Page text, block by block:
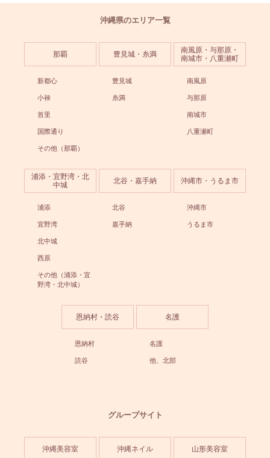
沖縄県のエリア一覧
那覇
新都心
小禄
首里
国際通り
その他（那覇）
豊見城・糸満
豊見城
糸満
南風原・与那原・
南城市・八重瀬町
南風原
与那原
南城市
八重瀬町
浦添・宜野湾・北
中城
浦添
宜野湾
北中城
西原
その他（浦添・宜
野湾・北中城）
北谷・嘉手納
北谷
嘉手納
沖縄市・うるま市
沖縄市
うるま市
恩納村・読谷
恩納村
読谷
名護
名護
他、北部
グループサイト
沖縄美容室 沖縄ネイル 山形美容室